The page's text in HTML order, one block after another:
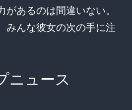
があるのは間違いない。
みんな彼女の次の手に注
ニュース